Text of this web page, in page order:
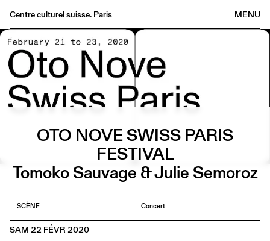
MENU
Centre culturel suisse. Paris
Agenda
Librairie
Buvette
Archives
Éditions
/EN
OTO NOVE SWISS PARIS
FESTIVAL
Tomoko Sauvage & Julie Semoroz
SCÈNE Concert
SAM 22 FÉVR 2020